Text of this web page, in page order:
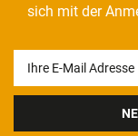
sich mit der
Honig